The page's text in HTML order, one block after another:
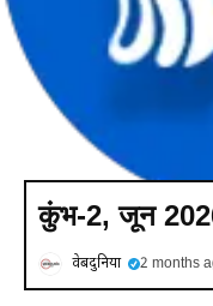
कुंभ-2, जून
वेबदुनिया 2 months